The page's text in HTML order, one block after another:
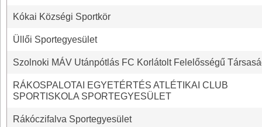
Kókai Községi Sportkör
Üllői Sportegyesület
Szolnoki MÁV Utánpótlás FC Korlátolt Felelősségű
RÁKOSPALOTAI EGYETÉRTÉS ATLÉTIKAI CLUB
SPORTISKOLA SPORTEGYESÜLET
Rákóczifalva Sportegyesület